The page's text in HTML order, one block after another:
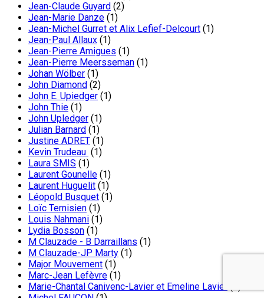
Jean-Claude Guyard (2)
Jean-Marie Danze (1)
Jean-Michel Gurret et Alix Lefief-Delcourt (1)
Jean-Paul Allaux (1)
Jean-Pierre Amigues (1)
Jean-Pierre Meersseman (1)
Johan Wölber (1)
John Diamond (2)
John E. Upiedger (1)
John Thie (1)
John Upledger (1)
Julian Barnard (1)
Justine ADRET (1)
Kevin Trudeau (1)
Laura SMIS (1)
Laurent Gounelle (1)
Laurent Huguelit (1)
Léopold Busquet (1)
Loïc Ternisien (1)
Louis Nahmani (1)
Lydia Bosson (1)
M Clauzade - B Darraillans (1)
M Clauzade-JP Marty (1)
Major Mouvement (1)
Marc-Jean Lefèvre (1)
Marie-Chantal Canivenc-Lavier et Emeline Lavier